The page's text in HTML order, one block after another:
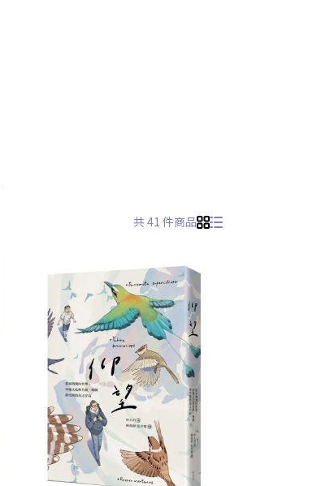
共 41 件商品